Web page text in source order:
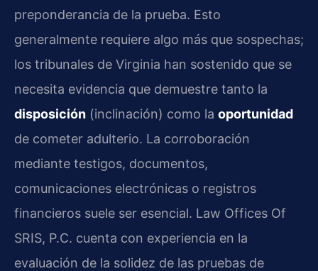
preponderancia de la prueba. Esto
generalmente requiere algo más que sospechas;
los tribunales de Virginia han sostenido que se
necesita evidencia que demuestre tanto la
disposición (inclinación) como la oportunidad
de cometer adulterio. La corroboración
mediante testigos, documentos,
comunicaciones electrónicas o registros
financieros suele ser esencial. Law Offices Of
SRIS, P.C. cuenta con experiencia en la
evaluación de la solidez de las pruebas de